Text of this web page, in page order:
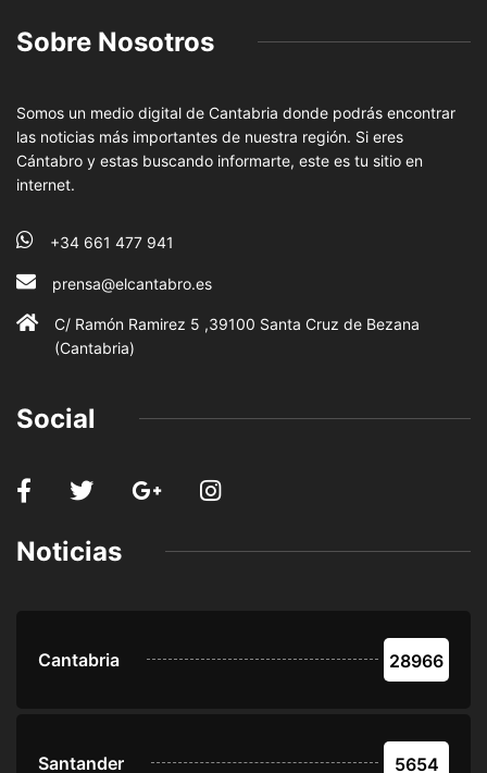
Sobre Nosotros
Somos un medio digital de Cantabria donde podrás encontrar
las noticias más importantes de nuestra región. Si eres
Cántabro y estas buscando informarte, este es tu sitio en
internet.
+34 661 477 941
prensa@elcantabro.es
C/ Ramón Ramirez 5 ,39100 Santa Cruz de Bezana
(Cantabria)
Social
Noticias
Cantabria 28966
Santander 5654